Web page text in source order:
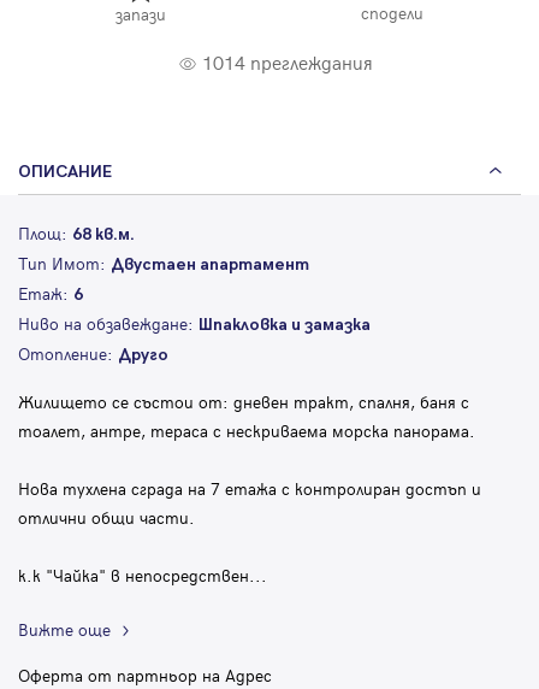
запази сподели
1014 преглеждания
ОПИСАНИЕ
Площ: 68 кв.м.
Тип Имот: Двустаен апартамент
Етаж: 6
Ниво на обзавеждане: Шпакловка и замазка
Отопление: Друго
Жилището се състои от: дневен тракт, спалня, баня с
тоалет, антре, тераса с нескриваема морска панорама.
Нова тухлена сграда на 7 етажа с контролиран достъп и
отлични общи части.
к.к "Чайка" в непосредствен...
Вижте още
Оферта от партньор на Адрес